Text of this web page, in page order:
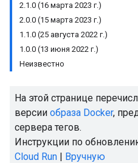
2.1.0 (16 марта 2023 г.)
2.0.0 (15 марта 2023 г.)
1.1.0 (25 августа 2022 г.)
1.0.0 (13 июня 2022 г.)
Неизвестно
На этой странице
версии образа Docker,
сервера тегов.
Инструкции по
Cloud Run | Вручную